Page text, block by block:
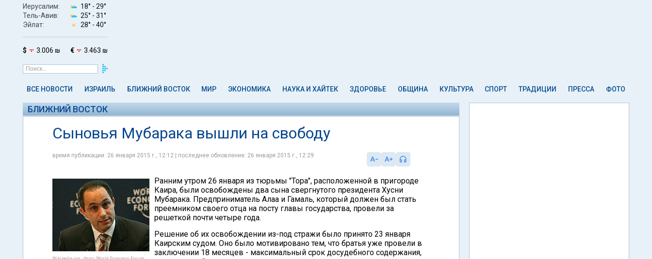
Иерусалим: 18° - 29°
Тель-Авив:
25° - 31°
Эйлат:
28° - 40°
$ 3.006 ₪ € 3.463 ₪
ВСЕ НОВОСТИ ИЗРАИЛЬ БЛИЖНИЙ ВОСТОК МИР ЭКОНОМИКА НАУКА И ХАЙТЕК ЗДОРОВЬЕ ОБЩИНА КУЛЬТУРА СПОРТ ТРАДИЦИИ ПРЕССА ФОТО
БЛИЖНИЙ ВОСТОК
Сыновья Мубарака вышли на свободу
время публикации: 26 января 2015 г., 12:12 | последнее обновление: 26 января 2015 г., 12:29
Ранним утром 26 января из тюрьмы "Тора", расположенной в пригороде
Каира, были освобождены два сына свергнутого президента Хусни
Мубарака. Предприниматель Алаа и Гамаль, который должен был стать
преемником своего отца на посту главы государства, провели за
решеткой почти четыре года.
Решение об их освобождении из-под стражи было принято 23 января
Каирским судом. Оно было мотивировано тем, что братья уже провели в
заключении 18 месяцев - максимальный срок досудебного содержания,